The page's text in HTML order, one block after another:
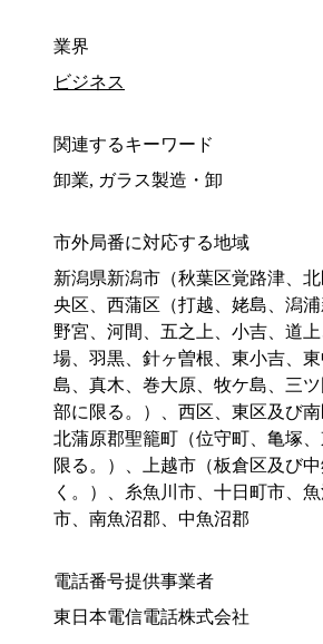
業界
ビジネス
関連するキーワード
卸業, ガラス製造・卸
市外局番に対応する地域
新潟県新潟市（秋葉区覚路津、
央区、西蒲区（打越、姥島、潟
野宮、河間、五之上、小吉、道
場、羽黒、針ヶ曽根、東小吉、
島、真木、巻大原、牧ケ島、三
部に限る。）、西区、東区及び南
北蒲原郡聖籠町（位守町、亀塚
限る。）、上越市（板倉区及び
く。）、糸魚川市、十日町市、
市、南魚沼郡、中魚沼郡
電話番号提供事業者
東日本電信電話株式会社